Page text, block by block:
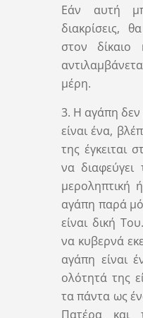
Εάν αυτή
διακρίσεις,
στον
μέρη.
3. Η αγάπη δεν
είναι ένα,
της έγκειται
να
μεροληπτική
αγάπη παρά
είναι δική
να κυβερνά
αγάπη είναι
ολότητά της
τα πάντα ως
Πατέρα και